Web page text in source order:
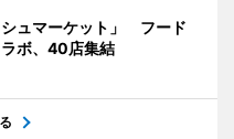
ュマーケット」 フード
ボ、40店集結